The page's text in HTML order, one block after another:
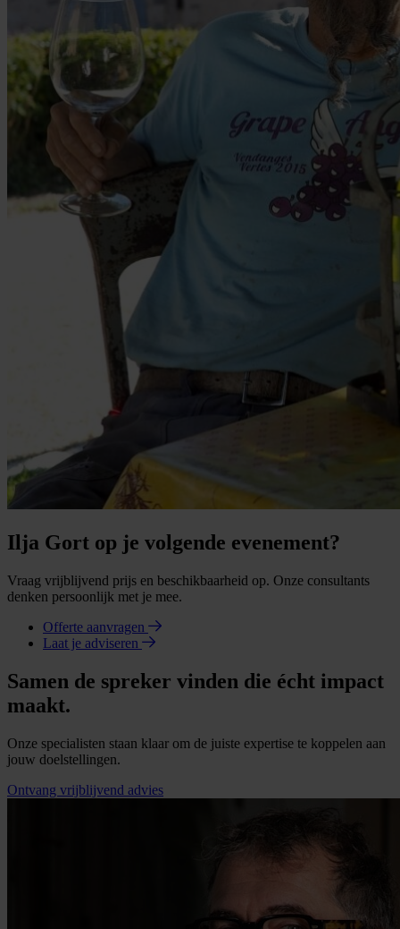
Ilja Gort op je volgende evenement?
Vraag vrijblijvend prijs en beschikbaarheid op. Onze consultants
denken persoonlijk met je mee.
Offerte aanvragen
Laat je adviseren
Samen de spreker vinden die écht impact
maakt.
Onze specialisten staan klaar om de juiste expertise te koppelen aan
jouw doelstellingen.
Ontvang vrijblijvend advies